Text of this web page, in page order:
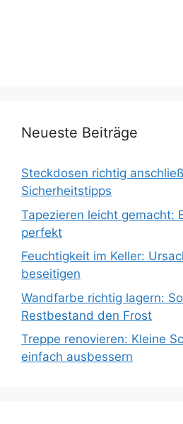
Neueste Beiträge
Steckdosen richtig
Sicherheitstipps
Tapezieren leicht gemacht:
perfekt
Feuchtigkeit im Keller:
beseitigen
Wandfarbe richtig lagern:
Restbestand den Frost
Treppe renovieren: Kleine
einfach ausbessern